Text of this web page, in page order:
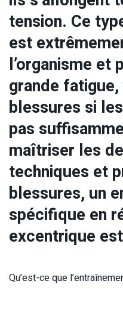
tension. Ce
est
l’organisme et
grande
blessures si
pas
maîtriser les
techniques et
blessures, un
spécifique en
excentrique
Qu’est-ce que